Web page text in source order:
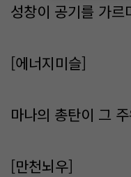
성창이 공기를 가르
[에너지미슬]
마나의 총탄이 그
[만천뇌우]